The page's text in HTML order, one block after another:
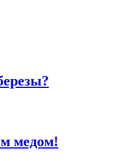
медом!